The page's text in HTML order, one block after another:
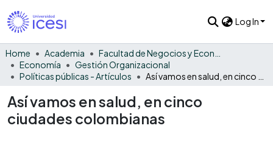
Log In
Home Academia
Economía
Gestión Organizacional
Políticas públicas - Artículos
Así vamos en salud, en cinco
ciudades colombianas